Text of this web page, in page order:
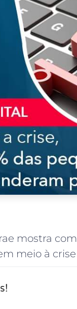
mostra
meio à